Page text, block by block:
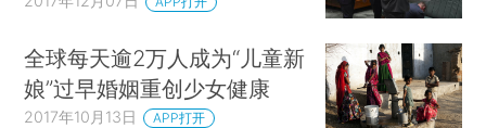
而且我们可以看到韩国、日本、新加坡红色的
柱子都非常地高，这表明目前来说，在东亚国家和
全球每天逾2万人成为“儿童新
娘”过早婚姻重创少女健康
2017年10月13日 APP打开